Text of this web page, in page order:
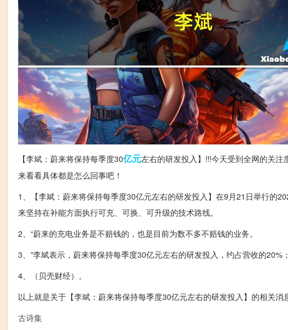
【李斌：蔚来将保持每季度30亿元左右的研发投入】!!!今天受到全网的关
来看看具体都是怎么回事吧！
1、【李斌：蔚来将保持每季度30亿元左右的研发投入】在9月21日举行的
来坚持在补能方面执行可充、可换、可升级的技术路线。
2、“蔚来的充电业务是不赔钱的，也是目前为数不多不赔钱的业务。
3、”李斌表示，蔚来将保持每季度30亿元左右的研发投入，约占营收的20%
4、（贝壳财经）。
以上就是关于【李斌：蔚来将保持每季度30亿元左右的研发投入】的相关消
古诗集